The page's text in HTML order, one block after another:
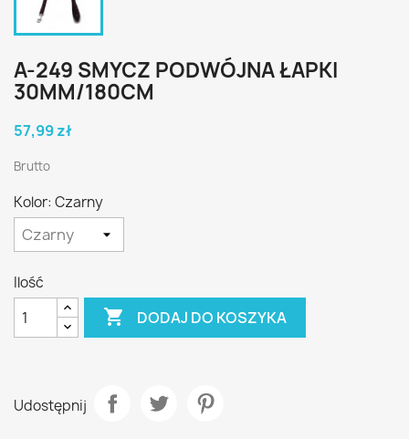
A-249 SMYCZ PODWÓJNA ŁAPKI
30MM/180CM
57,99 zł
Brutto
Kolor: Czarny
Ilość
 DODAJ DO KOSZYKA
Udostępnij